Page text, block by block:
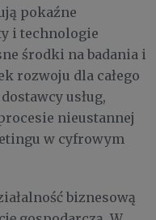
pokaźne
i technologie
środki na badania i
rozwoju dla całego
usług,
nieustannej
w cyfrowym
biznesową